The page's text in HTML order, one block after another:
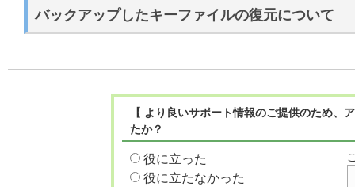
バックアップしたキーファイルの復元について
【 より良いサポート情報のご提供のため
たか？
役に立った
役に立たなかった